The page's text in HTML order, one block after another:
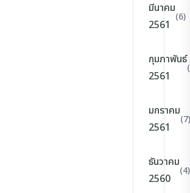
มีนาคม
2561
(6)
กุมภาพันธ์
2561
มกราคม
2561
(7)
ธันวาคม
2560
(4)